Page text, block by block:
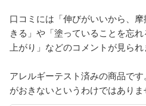
口コミには「伸びがいいから、
きる」や「塗っていることを忘
上がり」などのコメントが見られ
アレルギーテスト済みの商品で
がおきないというわけではありま